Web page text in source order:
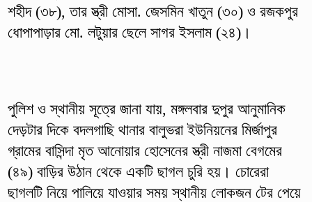
শহীদ (৩৮), তার স্ত্রী মোসা. জেসমিন খাতুন (৩০) ও রজকপুর
ধোপাপাড়ার মো. লটুয়ার ছেলে সাগর ইসলাম (২৪)।
পুলিশ ও স্থানীয় সূত্রে জানা যায়, মঙ্গলবার দুপুর আনুমানিক
দেড়টার দিকে বদলগাছি থানার বালুভরা ইউনিয়নের মির্জাপুর
গ্রামের বাসিন্দা মৃত আনোয়ার হোসেনের স্ত্রী নাজমা বেগমের
(৪৯) বাড়ির উঠান থেকে একটি ছাগল চুরি হয়। চোরেরা
ছাগলটি নিয়ে পালিয়ে যাওয়ার সময় স্থানীয় লোকজন টের পেয়ে